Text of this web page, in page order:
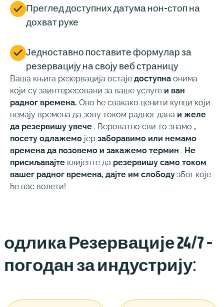
 Преглед доступних датума нон-стоп на
дохват руке
 Једноставно поставите формулар за
резервацију на своју веб страницу
Ваша књига резервација остаје доступна онима
који су заинтересовани за ваше услуге и ван
радног времена. Ово ће свакако ценити купци који
немају времена да зову током радног дана и желе
да резервишу увече . Вероватно сви то знамо ,
посету одлажемо јер заборавимо или немамо
времена да позовемо и закажемо термин . Не
присиљавајте клијенте да резервишу само током
вашег радног времена, дајте им слободу због које
ће вас волети!
одлика Резервације 24/7 -
погодан за индустрију: